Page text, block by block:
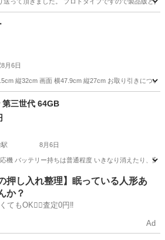
8月6日
縦32cm 画面 横47.9cm 縦27cm お取り引きについ
赤駅 パソコン
三世代 64GB
8月6日
機 バッテリー持ちは普通程度 いきなり消えたり、
前駅 iPad
押し入れ整理】眠っている人形あ
か？
てもOK🙆‍♀️査定0円‼️
Ad